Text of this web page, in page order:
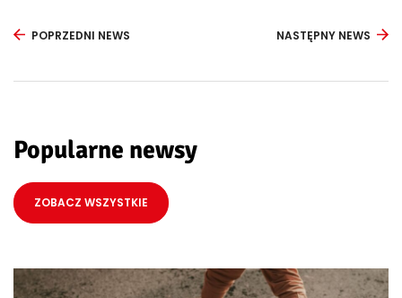
POPRZEDNI NEWS NASTĘPNY NEWS
Popularne newsy
ZOBACZ WSZYSTKIE